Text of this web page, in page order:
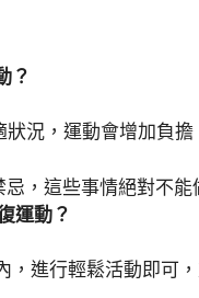
？
況，運動會增加負擔
運動？
，進行輕鬆活動即可